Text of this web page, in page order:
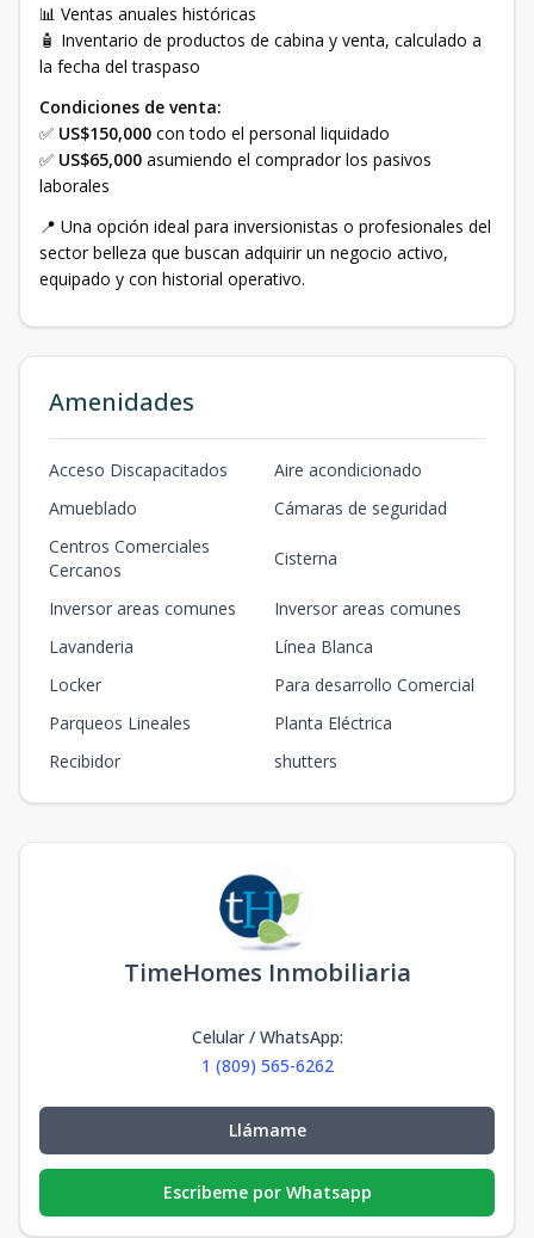
📊 Ventas anuales históricas
🧴 Inventario de productos de cabina y venta, calculado a
la fecha del traspaso
Condiciones de venta:
✅ US$150,000 con todo el personal liquidado
✅ US$65,000 asumiendo el comprador los pasivos
laborales
📍 Una opción ideal para inversionistas o profesionales del
sector belleza que buscan adquirir un negocio activo,
equipado y con historial operativo.
Amenidades
Acceso Discapacitados
Aire acondicionado
Amueblado
Cámaras de seguridad
Centros Comerciales
Cercanos
Cisterna
Inversor areas comunes
Inversor areas comunes
Lavanderia
Línea Blanca
Locker
Para desarrollo Comercial
Parqueos Lineales
Planta Eléctrica
Recibidor
shutters
TimeHomes Inmobiliaria
Celular / WhatsApp:
1 (809) 565-6262
Llámame
Escribeme por Whatsapp